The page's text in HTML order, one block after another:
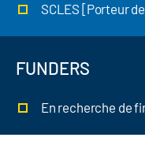
SCLES [Porteur
FUNDERS
En recherche de